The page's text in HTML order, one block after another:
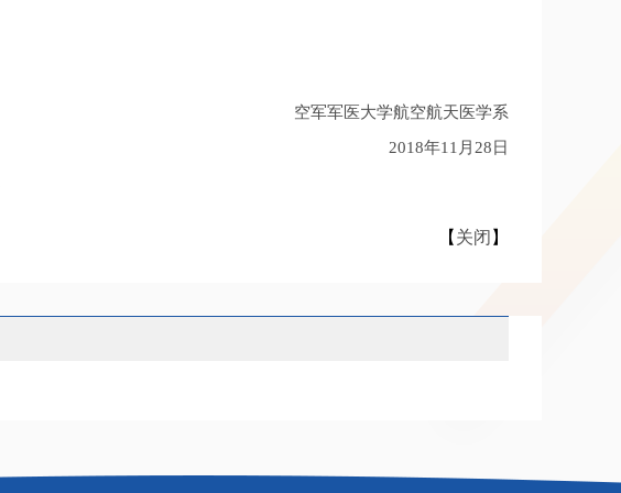
空军军医大学航空航天医学系
2018年11月28日
【 关闭 】